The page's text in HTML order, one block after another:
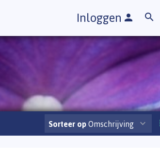
Inloggen
Sorteer op Omschrijving